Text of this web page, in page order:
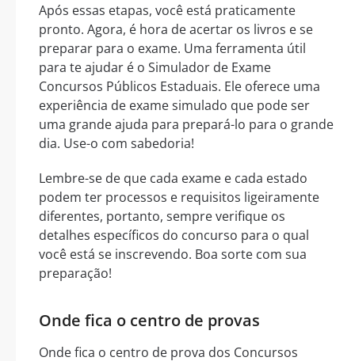
Após essas etapas, você está praticamente
pronto. Agora, é hora de acertar os livros e se
preparar para o exame. Uma ferramenta útil
para te ajudar é o Simulador de Exame
Concursos Públicos Estaduais. Ele oferece uma
experiência de exame simulado que pode ser
uma grande ajuda para prepará-lo para o grande
dia. Use-o com sabedoria!
Lembre-se de que cada exame e cada estado
podem ter processos e requisitos ligeiramente
diferentes, portanto, sempre verifique os
detalhes específicos do concurso para o qual
você está se inscrevendo. Boa sorte com sua
preparação!
Onde fica o centro de provas
Onde fica o centro de prova dos Concursos